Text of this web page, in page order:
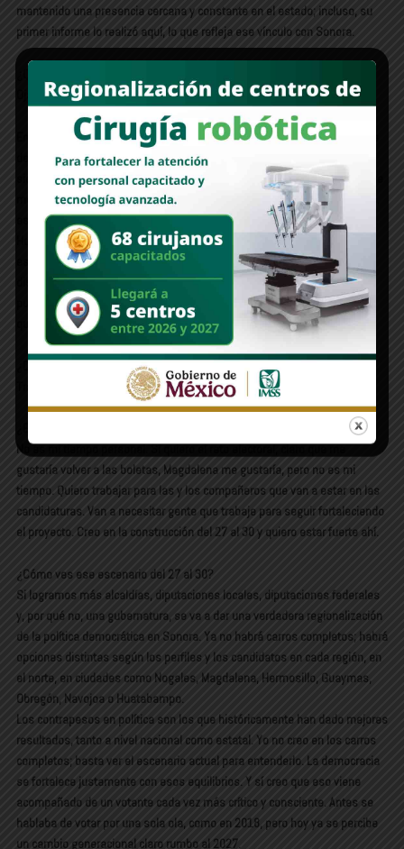
mantenido una presencia cercana y constante en el estado; incluso, su
primer informe lo realizó aquí, lo que refleja ese vínculo con Sonora.
Ojalá. Es muy buen perfil.
En la pasada contienda te mencionaban como diputada local pluri, ¿te la
deben?No, a mí no me deben nada. Mi trabajo es lo que habla por mí y
siempre lo he tenido claro. Los tiempos de Dios son perfectos, y algo que
me ha dado esta etapa de madurez, comparada con la Brianda de antes,
es entender que todo llega cuando tiene que llegar, ni antes ni después.
Hoy estoy en un momento personal y político en el que las cosas se
están dando, pero no por casualidad, sino por el trabajo, el esfuerzo, la
disciplina y la madurez que he construido con los años. Y si en algún
punto se da una posición, puede ser desde una contienda o también
quedándome a trabajar y a respaldar a las y los candidatos.
¿Dónde te ves en el 2027?
Trabajando muy fuerte para ganar. Para ganar.
No es mi tiempo personal. Sí quiero el reto electoral, claro que me
gustaría volver a las boletas, Magdalena me gustaría, pero no es mi
tiempo. Quiero trabajar para las y los compañeros que van a estar en las
candidaturas. Van a necesitar gente que trabaje para seguir fortaleciendo
el proyecto. Creo en la construcción del 27 al 30 y quiero estar fuerte ahí.
¿Cómo ves ese escenario del 27 al 30?
Si logramos más alcaldías, diputaciones locales, diputaciones federales
y, por qué no, una gubernatura, se va a dar una verdadera regionalización
de la política democrática en Sonora. Ya no habrá carros completos; habrá
opciones distintas según los perfiles y los candidatos en cada región, en
el norte, en ciudades como Nogales, Magdalena, Hermosillo, Guaymas,
Obregón, Navojoa o Huatabampo.
Los contrapesos en política son los que históricamente han dado mejores
resultados, tanto a nivel nacional como estatal. Yo no creo en los carros
completos; basta ver el escenario actual para entenderlo. La democracia
se fortalece justamente con esos equilibrios. Y sí creo que eso viene
acompañado de un votante cada vez más crítico y consciente. Antes se
hablaba de votar por una sola ola, como en 2018, pero hoy ya se percibe
un cambio generacional claro rumbo al 2027.